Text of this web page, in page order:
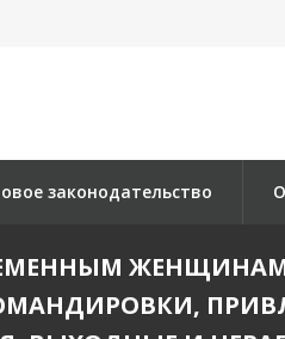
законодательство